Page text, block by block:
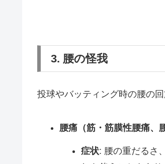
3. 腰の怪我
投球やバッティング時の腰の
腰痛（筋・筋膜性腰痛、
症状: 腰の重だるさ